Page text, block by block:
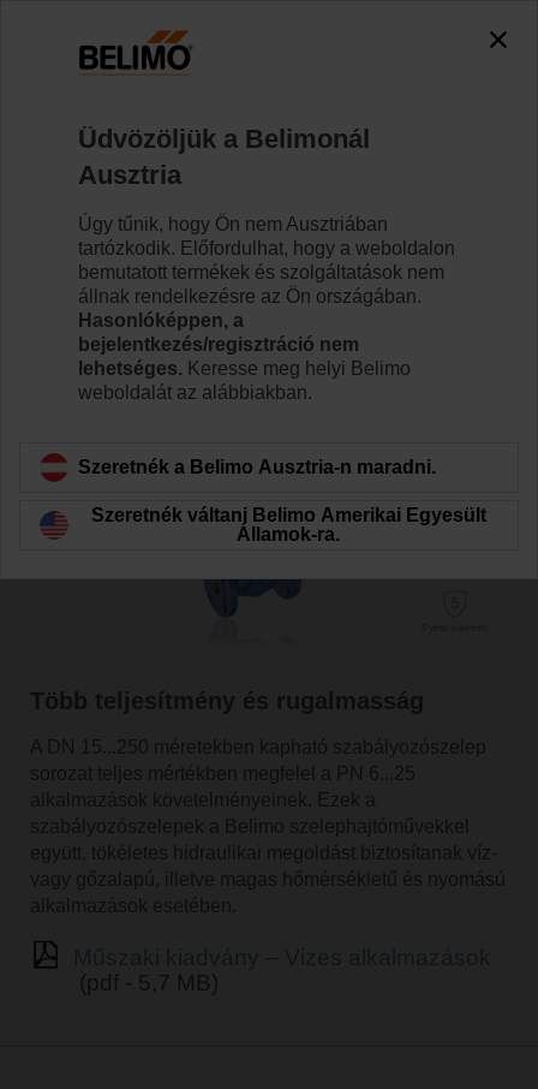
Kezdőlap Szelepek
Szabályozószelepek
Több teljesítmény és rugalmasság
A DN 15...250 méretekben kapható szabályozószelep
sorozat teljes mértékben megfelel a PN 6...25
alkalmazások követelményeinek. Ezek a
szabályozószelepek a Belimo szelephajtóművekkel
együtt, tökéletes hidraulikai megoldást biztosítanak víz-
vagy gőzalapú, illetve magas hőmérsékletű és nyomású
alkalmazások esetében.
(pdf - 5,7 MB)
Üdvözöljük a Belimonál
Ausztria
Úgy tűnik, hogy Ön nem Ausztriában
tartózkodik. Előfordulhat, hogy a weboldalon
bemutatott termékek és szolgáltatások nem
állnak rendelkezésre az Ön országában.
Hasonlóképpen, a
bejelentkezés/regisztráció nem
lehetséges. Keresse meg helyi Belimo
weboldalát az alábbiakban.
Szeretnék a Belimo Ausztria-n maradni.
Szeretnék váltani Belimo Amerikai Egyesült
Államok-ra.